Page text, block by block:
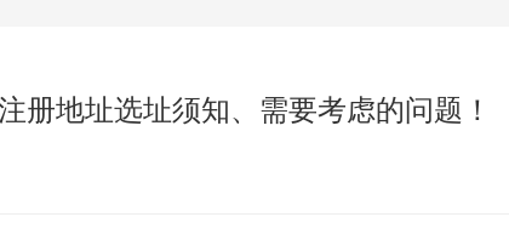
册地址选址须知、需要考虑的问题！